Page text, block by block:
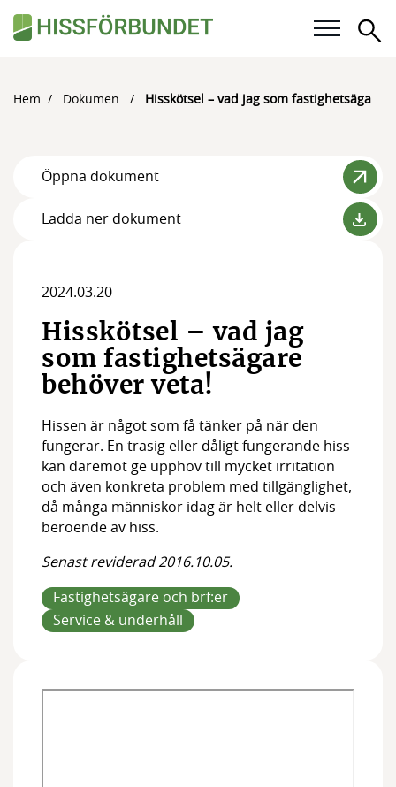
Våra frågor
För medlemmar
Kalender
Medlemskap
Medlemmar
Styrelsen
Hem Dokument Hisskötsel – vad jag som fastighetsägare behöver veta!
Öppna dokument
Ladda ner dokument
2024.03.20
Hisskötsel – vad jag
som fastighetsägare
behöver veta!
Hissen är något som få tänker på när den
fungerar. En trasig eller dåligt fungerande hiss
kan däremot ge upphov till mycket irritation
och även konkreta problem med tillgänglighet,
då många människor idag är helt eller delvis
beroende av hiss.
Senast reviderad 2016.10.05.
Fastighetsägare och brf:er
Service & underhåll